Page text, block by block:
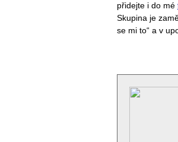
přidejte i do mé
Skupina je
se mi to“ a v